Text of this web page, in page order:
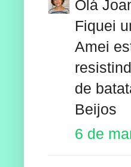
Olá
Fiquei
Amei
de
Beijos
6 de